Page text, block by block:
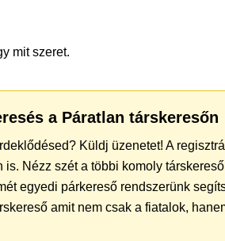
mit szeret.
a Páratlan társkeresőn
Küldj üzenetet! A
is. Nézz szét a többi komoly
egyedi párkereső rendszerünk
amit nem csak a fiatalok,